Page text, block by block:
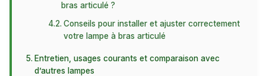
bras articulé ?
Conseils pour installer et ajuster correctement
votre lampe à bras articulé
Entretien, usages courants et comparaison avec
d’autres lampes